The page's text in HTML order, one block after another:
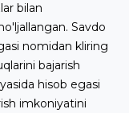
bilan
Savdo
nomidan kliring
bajarish
hisob egasi
imkoniyatini